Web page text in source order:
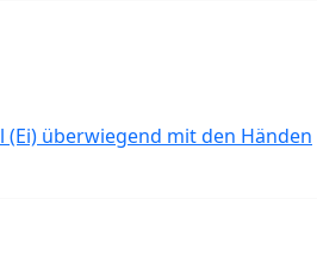
überwiegend mit den Händen